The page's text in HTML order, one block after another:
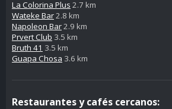
La Colorina Plus 2.7 km
Wateke Bar2.8 km
Napoleon Bar2.9 km
Prvert Club 3.5 km
Bruth 41 3.5 km
Guapa Chosa 3.6 km
Restaurantes y cafés cercanos: